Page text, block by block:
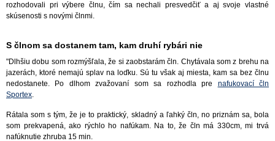
rozhodovali pri výbere člnu, čím sa nechali presvedčiť a aj svoje vlastné
skúsenosti s novými člnmi.
S člnom sa dostanem tam, kam druhí rybári nie
"Dlhšiu dobu som rozmýšľala, že si zaobstarám čln. Chytávala som z brehu na
jazerách, ktoré nemajú splav na loďku. Sú tu však aj miesta, kam sa bez člnu
nedostanete. Po dlhom zvažovaní som sa rozhodla pre nafukovací čln
Sportex.
Rátala som s tým, že je to praktický, skladný a ľahký čln, no priznám sa, bola
som prekvapená, ako rýchlo ho nafúkam. Na to, že čln má 330cm, mi trvá
nafúknutie zhruba 15 min.